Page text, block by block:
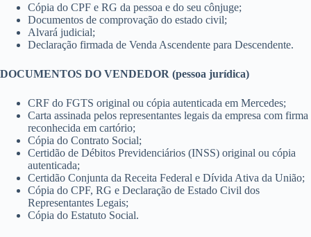
Cópia do CPF e RG da pessoa e do seu cônjuge;
Documentos de comprovação do estado civil;
Alvará judicial;
Declaração firmada de Venda Ascendente para Descendente.
DOCUMENTOS DO VENDEDOR (pessoa jurídica)
CRF do FGTS original ou cópia autenticada em Mercedes;
Carta assinada pelos representantes legais da empresa com firma
reconhecida em cartório;
Cópia do Contrato Social;
Certidão de Débitos Previdenciários (INSS) original ou cópia
autenticada;
Certidão Conjunta da Receita Federal e Dívida Ativa da União;
Cópia do CPF, RG e Declaração de Estado Civil dos
Representantes Legais;
Cópia do Estatuto Social.